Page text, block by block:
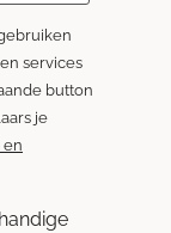
services
button
je
en